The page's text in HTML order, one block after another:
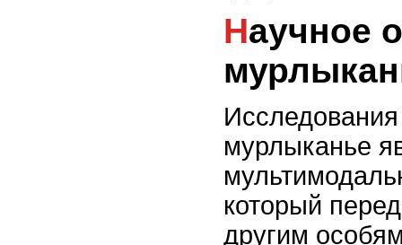
Научное объяснение
мурлыканье
который
другим